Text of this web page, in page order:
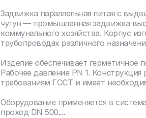
Задвижка параллельная литая с
чугун — промышленная задвижка
коммунального хозяйства. Корпус
трубопроводах различного
Изделие обеспечивает
Рабочее давление PN 1.
требованиям ГОСТ и имеет
Оборудование применяется в
проход DN 500....